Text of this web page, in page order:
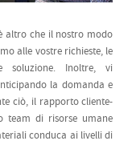
altro che il nostro modo
alle vostre richieste, le
soluzione. Inoltre, vi
la domanda e
ciò, il rapporto cliente-
di risorse umane
conduca ai livelli di